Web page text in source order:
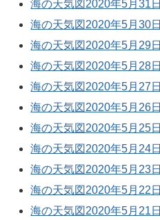
海の天気図2020年5月31日
海の天気図2020年5月30日
海の天気図2020年5月29日
海の天気図2020年5月28日
海の天気図2020年5月27日
海の天気図2020年5月26日
海の天気図2020年5月25日
海の天気図2020年5月24日
海の天気図2020年5月23日
海の天気図2020年5月22日
海の天気図2020年5月21日